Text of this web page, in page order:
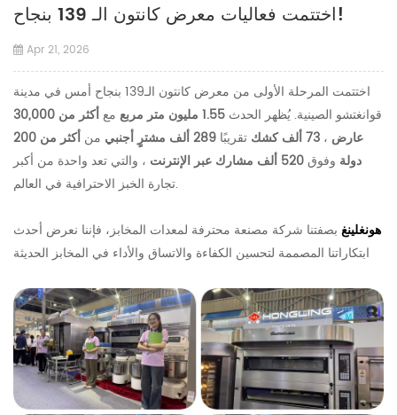
اختتمت فعاليات معرض كانتون الـ 139 بنجاح!
Apr 21, 2026
اختتمت المرحلة الأولى من معرض كانتون الـ139 بنجاح أمس في مدينة
قوانغتشو الصينية. يُظهر الحدث 1.55 مليون متر مربع مع
أكثر من 30,000
عارض ، 73 ألف كشك تقريبًا 289 ألف مشترٍ أجنبي من
أكثر من 200
دولة وفوق520 ألف مشارك عبر الإنترنت
، والتي تعد واحدة من أكبر
تجارة الخبز الاحترافية في العالم.
هونغلينغ بصفتنا شركة مصنعة محترفة لمعدات المخابز، فإننا نعرض أحدث